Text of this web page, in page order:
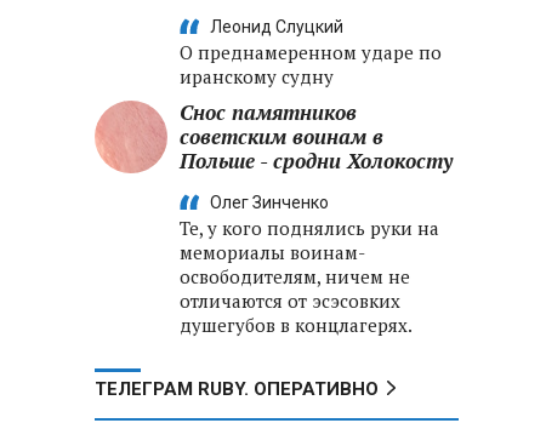
Леонид Слуцкий
О преднамеренном ударе по
иранскому судну
Снос памятников
советским воинам в
Польше - сродни Холокосту
Олег Зинченко
Те, у кого поднялись руки на
мемориалы воинам-
освободителям, ничем не
отличаются от эсэсовких
душегубов в концлагерях.
ТЕЛЕГРАМ RUBY. ОПЕРАТИВНО